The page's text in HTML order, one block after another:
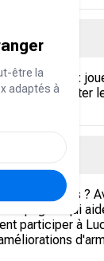
permet aux
et
brillants ?
qui
participer à
être la
adaptés à